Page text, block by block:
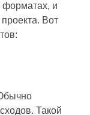
форматах, и
Вот
Такой